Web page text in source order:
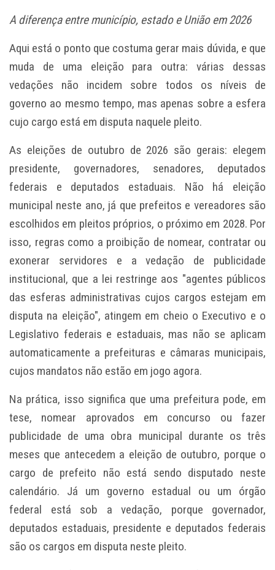
A diferença entre município, estado e União em 2026
Aqui está o ponto que costuma gerar mais dúvida, e que
muda de uma eleição para outra: várias dessas
vedações não incidem sobre todos os níveis de
governo ao mesmo tempo, mas apenas sobre a esfera
cujo cargo está em disputa naquele pleito.
As eleições de outubro de 2026 são gerais: elegem
presidente, governadores, senadores, deputados
federais e deputados estaduais. Não há eleição
municipal neste ano, já que prefeitos e vereadores são
escolhidos em pleitos próprios, o próximo em 2028. Por
isso, regras como a proibição de nomear, contratar ou
exonerar servidores e a vedação de publicidade
institucional, que a lei restringe aos "agentes públicos
das esferas administrativas cujos cargos estejam em
disputa na eleição", atingem em cheio o Executivo e o
Legislativo federais e estaduais, mas não se aplicam
automaticamente a prefeituras e câmaras municipais,
cujos mandatos não estão em jogo agora.
Na prática, isso significa que uma prefeitura pode, em
tese, nomear aprovados em concurso ou fazer
publicidade de uma obra municipal durante os três
meses que antecedem a eleição de outubro, porque o
cargo de prefeito não está sendo disputado neste
calendário. Já um governo estadual ou um órgão
federal está sob a vedação, porque governador,
deputados estaduais, presidente e deputados federais
são os cargos em disputa neste pleito.